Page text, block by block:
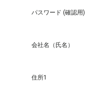
パスワード (確認用)
会社名（氏名）
住所1